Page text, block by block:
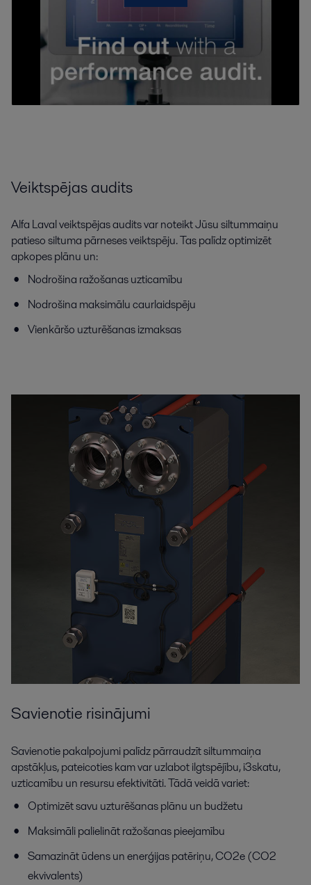
Veiktspējas audits
Alfa Laval veiktspējas audits var noteikt Jūsu siltummaiņu
patieso siltuma pārneses veiktspēju. Tas palīdz optimizēt
apkopes plānu un:
Nodrošina ražošanas uzticamību
Nodrošina maksimālu caurlaidspēju
Vienkāršo uzturēšanas izmaksas
Savienotie risinājumi
Savienotie pakalpojumi palīdz pārraudzīt siltummaiņa
apstākļus, pateicoties kam var uzlabot ilgtspējību, i3skatu,
uzticamību un resursu efektivitāti. Tādā veidā variet:
Optimizēt savu uzturēšanas plānu un budžetu
Maksimāli palielināt ražošanas pieejamību
Samazināt ūdens un enerģijas patēriņu, CO2e (CO2
ekvivalents)